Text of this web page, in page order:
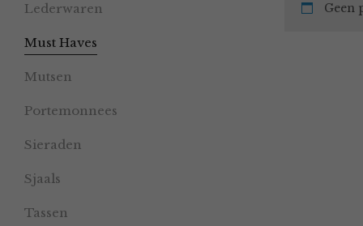
Geen
Lederwaren
Must Haves
Mutsen
Portemonnees
Sieraden
Sjaals
Tassen